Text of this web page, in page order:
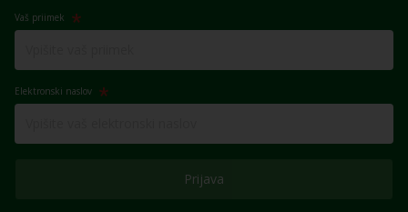
Vaš priimek
Elektronski naslov
Prijava